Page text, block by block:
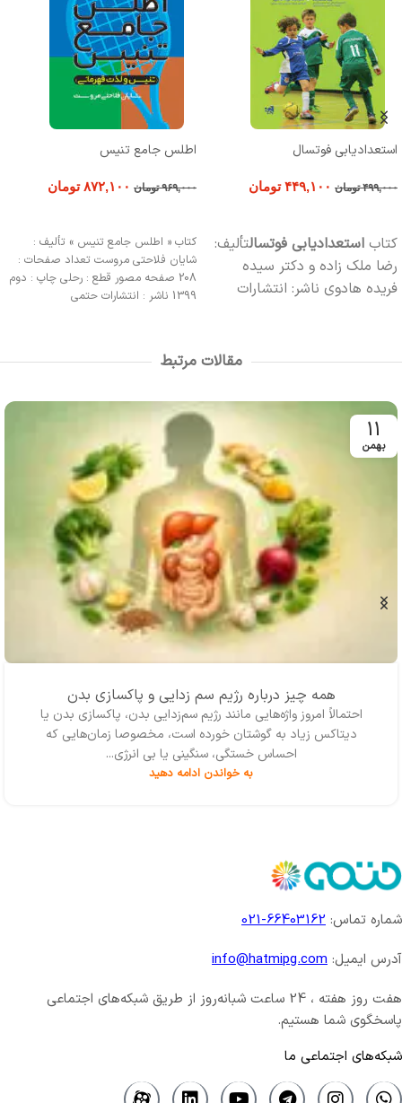
استعدادیابی فوتسال
۴۹۹,۰۰۰ تومان ۴۴۹,۱۰۰ تومان
کتاب استعدادیابی فوتسالتألیف:
رضا ملک ‏زاده و دکتر سیده
فریده هادوی ناشر: انتشارات
اطلس جامع تنیس
۹۶۹,۰۰۰ تومان ۸۷۲,۱۰۰ تومان
کتاب « اطلس جامع تنیس » تألیف :
شایان فلاحتی مروست تعداد صفحات :
208 صفحه مصور قطع : رحلی چاپ : دوم
1399 ناشر : انتشارات حتمی
مقالات مرتبط
11
بهمن
همه چیز درباره رژیم سم زدایی و پاکسازی بدن
احتمالاً امروز واژه‌‌هایی مانند رژیم سم‌زدایی بدن، پاکسازی بدن یا
دیتاکس زیاد به گوشتان خورده است، مخصوصا زمان‌هایی که
احساس خستگی، سنگینی یا بی انرژی...
به خواندن ادامه دهید
شماره تماس: 66403162-021
آدرس ایمیل: info@hatmipg.com
هفت روز هفته ، 24 ساعت شبانه‌روز از طریق شبکه‌های اجتماعی
پاسخگوی شما هستیم.
شبکه‌های اجتماعی ما